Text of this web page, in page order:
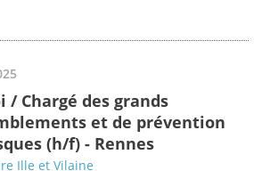
/ Chargé des grands
et de prévention
(h/f) - Rennes
Ille et Vilaine